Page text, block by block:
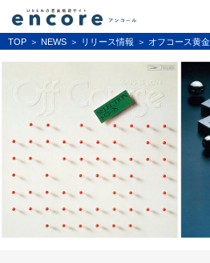
TOP NEWS リリース情報 オフコース黄